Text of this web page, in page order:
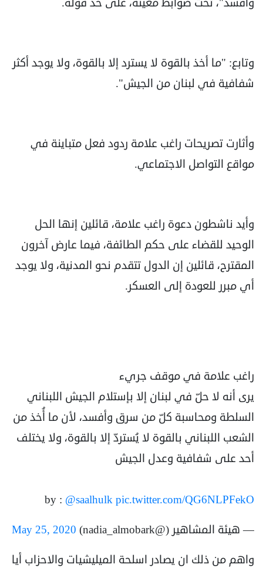
وتابع: "ما أخذ بالقوة لا يسترد إلا بالقوة، ولا يوجد أكثر
شفافية في لبنان من الجيش".
وأثارت تصريحات راغب علامة ردود فعل متباينة في
مواقع التواصل الاجتماعي.
وأيد ناشطون دعوة راغب علامة، قائلين إنها الحل
الوحيد للقضاء على حكم الطائفة، فيما عارض آخرون
المقترح، قائلين إن الدول تتقدم نحو المدنية، ولا يوجد
أي مبرر للعودة إلى العسكر.
راغب علامة في موقف جريء
يرى أنه لا حلّ في لبنان إلا بإستلام الجيش اللبناني
السلطة ومحاسبة كلّ من سرق وأفسد، لأن ما أُخذ من
الشعب اللبناني بالقوة لا يُستردّ إلا بالقوة، ولا يختلف
أحد على شفافية وعدل الجيش
by : @saalhulkpic.twitter.com/QG6NLPFekO
— هيئة المشاهير (@nadia_almobark)
May 25, 2020
واهم من ذلك ان يصادر اسلحة الميليشيات والاحزاب أيا